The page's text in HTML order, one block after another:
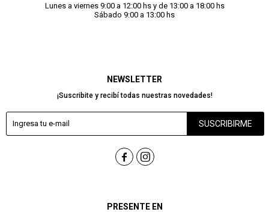
PRESENTE EN
NEWSLETTER
¡Suscribite y recibí todas nuestras novedades!
SUSCRIBIRME
 
Lunes a viernes 9:00 a 12:00 hs y de 13:00 a 18:00 hs
Sábado 9:00 a 13:00 hs